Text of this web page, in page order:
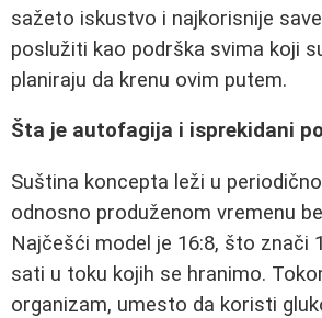
sažeto iskustvo i najkorisnije
poslužiti kao podrška svima koji
planiraju da krenu ovim putem.
Šta je autofagija i isprekidani
Suština koncepta leži u
odnosno produženom vremenu
Najčešći model je 16:8, što znači
sati u toku kojih se hranimo.
organizam, umesto da koristi